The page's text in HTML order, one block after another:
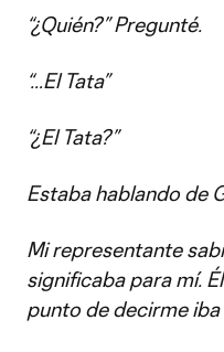
“¿Quién?” Pregunté.
“…El Tata”
“¿El Tata?”
Estaba hablando de
Mi representante
significaba para mí.
punto de decirme